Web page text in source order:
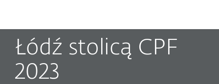
Łódź stolicą CPF
2023